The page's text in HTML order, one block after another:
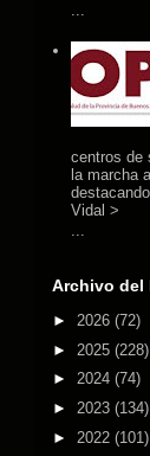
...
centros de
la marcha
Vidal >
...
Archivo del
► 2026 (72)
► 2025 (228)
► 2024 (74)
► 2023 (134)
► 2022 (101)